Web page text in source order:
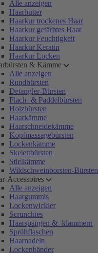
Alle anzeigen
Haarbutter
Haarkur trockenes Haar
Haarkur gefärbtes Haar
Haarkur Feuchtigkeit
Haarkur Keratin
Haarkur Locken
& Kämme
Alle anzeigen
Rundbürsten
Detangler-Bürsten
Flach- & Paddelbürsten
Holzbürsten
Haarkämme
Haarschneidekämme
Kopfmassagebürsten
Lockenkämme
Skelettbürsten
Stielkämme
Wildschweinborsten-Bürsten
Accessoires
Alle anzeigen
Haargummis
Lockenwickler
Scrunchies
Haarspangen & -klammern
Sprühflaschen
Haarnadeln
Lockenbänder